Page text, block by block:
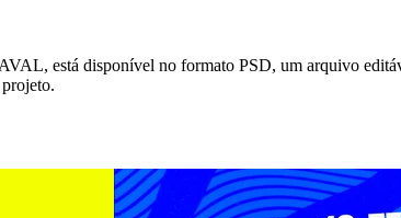
está disponível no formato PSD, um arquivo